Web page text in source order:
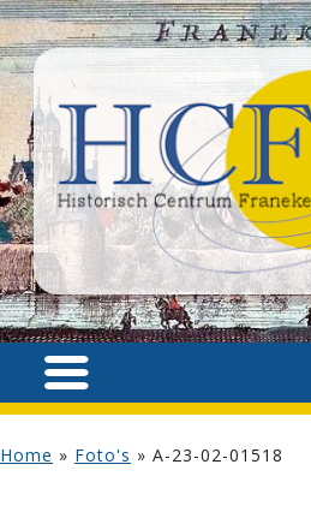
Home » Foto's » A-23-02-01518